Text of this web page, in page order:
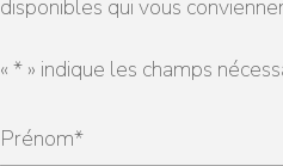
disponibles qui vous
« * » indique les champs